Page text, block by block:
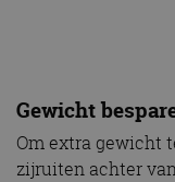
Gewicht
Om extra gewicht
zijruiten achter